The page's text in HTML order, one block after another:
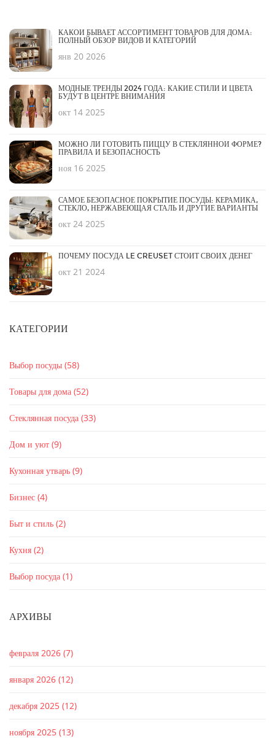
КАКОЙ БЫВАЕТ АССОРТИМЕНТ ТОВАРОВ ДЛЯ ДОМА:
ПОЛНЫЙ ОБЗОР ВИДОВ И КАТЕГОРИЙ
янв 20 2026
МОДНЫЕ ТРЕНДЫ 2024 ГОДА: КАКИЕ СТИЛИ И ЦВЕТА
БУДУТ В ЦЕНТРЕ ВНИМАНИЯ
окт 14 2025
МОЖНО ЛИ ГОТОВИТЬ ПИЦЦУ В СТЕКЛЯННОЙ ФОРМЕ?
ПРАВИЛА И БЕЗОПАСНОСТЬ
ноя 16 2025
САМОЕ БЕЗОПАСНОЕ ПОКРЫТИЕ ПОСУДЫ: КЕРАМИКА,
СТЕКЛО, НЕРЖАВЕЮЩАЯ СТАЛЬ И ДРУГИЕ ВАРИАНТЫ
окт 24 2025
ПОЧЕМУ ПОСУДА LE CREUSET СТОИТ СВОИХ ДЕНЕГ
окт 21 2024
КАТЕГОРИИ
Выбор посуды (58)
Товары для дома (52)
Стеклянная посуда (33)
Дом и уют (9)
Кухонная утварь (9)
Бизнес (4)
Быт и стиль (2)
Кухня (2)
Выбор посуда (1)
АРХИВЫ
февраля 2026 (7)
января 2026 (12)
декабря 2025 (12)
ноября 2025 (13)